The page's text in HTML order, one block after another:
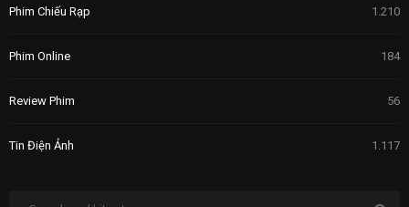
Phim Chiếu Rạp 1.210
Phim Online 184
Review Phim 56
Tin Điện Ảnh 1.117